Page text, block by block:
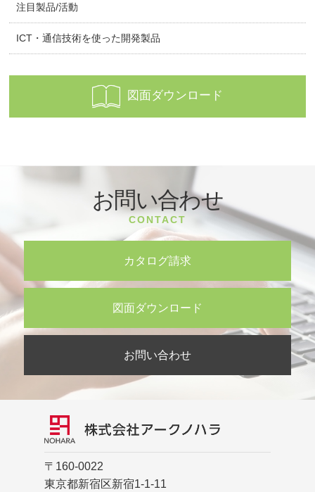
注目製品/活動
ICT・通信技術を使った開発製品
図面ダウンロード
お問い合わせ
CONTACT
カタログ請求
図面ダウンロード
お問い合わせ
〒160-0022
東京都新宿区新宿1-1-11